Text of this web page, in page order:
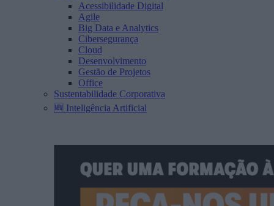
Acessibilidade Digital
Agile
Big Data e Analytics
Cibersegurança
Cloud
Desenvolvimento
Gestão de Projetos
Office
Sustentabilidade Corporativa
🆕 Inteligência Artificial